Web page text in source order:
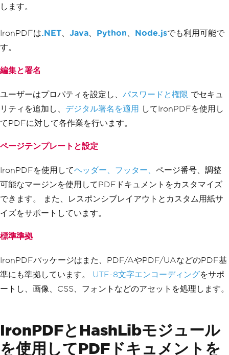
します。
IronPDFは.NET Java Python Node.jsでも利用可能で
す。
編集と署名
ユーザーはプロパティを設定し、 パスワードと権限 でセキュ
リティを追加し、 デジタル署名を適用
してIronPDFを使用し
てPDFに対して各作業を行います。
ページテンプレートと設定
IronPDFを使用してヘッダー、フッター、 ページ番号、調整
可能なマージンを使用してPDFドキュメントをカスタマイズ
できます。 また、レスポンシブレイアウトとカスタム用紙サ
イズをサポートしています。
標準準拠
IronPDFパッケージはまた、PDF/AやPDF/UAなどのPDF基
準にも準拠しています。 UTF-8文字エンコーディングをサポ
ートし、画像、CSS、フォントなどのアセットを処理します。
IronPDFとHashLibモジュール
を使用してPDFドキュメントを